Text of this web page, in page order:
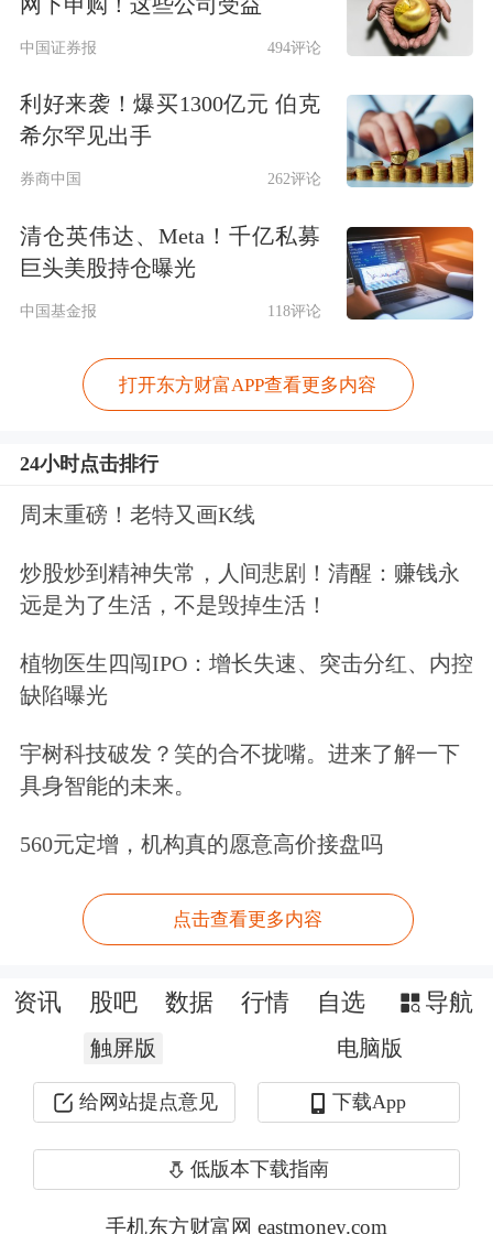
进入中国八年多来，吉利德已在国内上
市13款全球创新药物。本次进博会，吉
利德带来两款备受瞩目的亚洲首发展
品：长效HIV暴露前预防药物来那帕韦
和原发性胆汁性胆管炎新药Seladelp。
吉利德科学 全球副总裁、中国区总经理
进博会溢出效应的见证者，更是受益
宝’从‘展品变商品’，既体现了‘进博速
度’，也代表着吉利德在华发展的‘加速
度’。面向未来，我们将与各方伙伴同
心共筑，为谱写中国‘十五五’健康卫生
事业新篇章贡献吉利德的力量。”
今年进博会上，爱尔康庆祝了该公司进
入中国30周年。爱尔康总部位于瑞士日
内瓦，业务遍及全球约140个国家和地
区，涵盖手术产品和视力保健业务两大
板块。自1995年进入中国，爱尔康目前
在华员工已近1000人。
“未来3-5年，我认为机遇与挑战并存。
对于爱尔康而言，中国眼健康服务的市
场需求依旧巨大。中国拥有世界上最多
施的眼科手术数量也居全球前列。未来
中国证券报 494评论
利好来袭！爆买1300亿元 伯克
希尔罕见出手
券商中国 262评论
清仓英伟达、Meta！千亿私募
巨头美股持仓曝光
中国基金报 118评论
打开东方财富APP查看更多内容
24小时点击排行
周末重磅！老特又画K线
炒股炒到精神失常，人间悲剧！清醒：赚钱永
远是为了生活，不是毁掉生活！
植物医生四闯IPO：增长失速、突击分红、内控
缺陷曝光
宇树科技破发？笑的合不拢嘴。进来了解一下
具身智能的未来。
560元定增，机构真的愿意高价接盘吗
点击查看更多内容
资讯 股吧 数据 行情 自选 导航
触屏版 电脑版
给网站提点意见 下载App
低版本下载指南
手机东方财富网 eastmoney.com